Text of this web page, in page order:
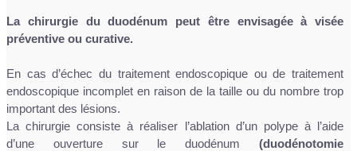
La chirurgie du duodénum peut être envisagée à visée
préventive ou curative.
En cas d’échec du traitement endoscopique ou de traitement
endoscopique incomplet en raison de la taille ou du nombre trop
important des lésions.
La chirurgie consiste à réaliser l’ablation d’un polype à l’aide
d’une ouverture sur le duodénum (duodénotomie